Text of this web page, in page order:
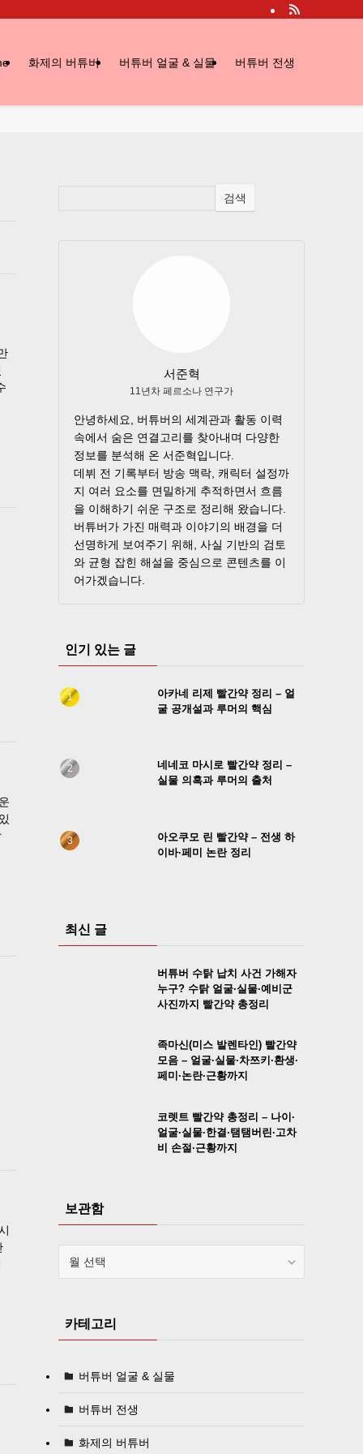
화제의 버튜버 버튜버 얼굴 & 실물 버튜버 전생
검색
서준혁
11년차 페르소나 연구가
안녕하세요, 버튜버의 세계관과 활동 이력
속에서 숨은 연결고리를 찾아내며 다양한
정보를 분석해 온 서준혁입니다.
데뷔 전 기록부터 방송 맥락, 캐릭터 설정까
지 여러 요소를 면밀하게 추적하면서 흐름
을 이해하기 쉬운 구조로 정리해 왔습니다.
버튜버가 가진 매력과 이야기의 배경을 더
선명하게 보여주기 위해, 사실 기반의 검토
와 균형 잡힌 해설을 중심으로 콘텐츠를 이
어가겠습니다.
인기 있는 글
아카네 리제 빨간약 정리 – 얼
굴 공개설과 루머의 핵심
네네코 마시로 빨간약 정리 –
실물 의혹과 루머의 출처
아오쿠모 린 빨간약 – 전생 하
이바·페미 논란 정리
최신 글
버튜버 수탉 납치 사건 가해자
누구? 수탉 얼굴·실물·예비군
사진까지 빨간약 총정리
족마신(미스 발렌타인) 빨간약
모음 – 얼굴·실물·차쯔키·환생·
페미·논란·근황까지
코렛트 빨간약 총정리 – 나이·
얼굴·실물·한결·탬탬버린·고차
비 손절·근황까지
보관함
카테고리
버튜버 얼굴 & 실물
버튜버 전생
화제의 버튜버